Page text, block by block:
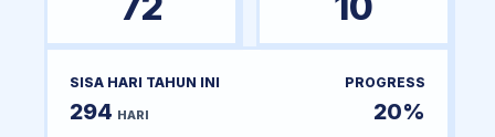
SISA HARI TAHUN INI
294 HARI
PROGRESS
20%